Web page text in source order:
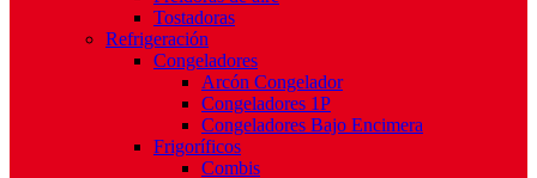
Tostadoras
Refrigeración
Congeladores
Arcón Congelador
Congeladores 1P
Congeladores Bajo Encimera
Frigoríficos
Combis